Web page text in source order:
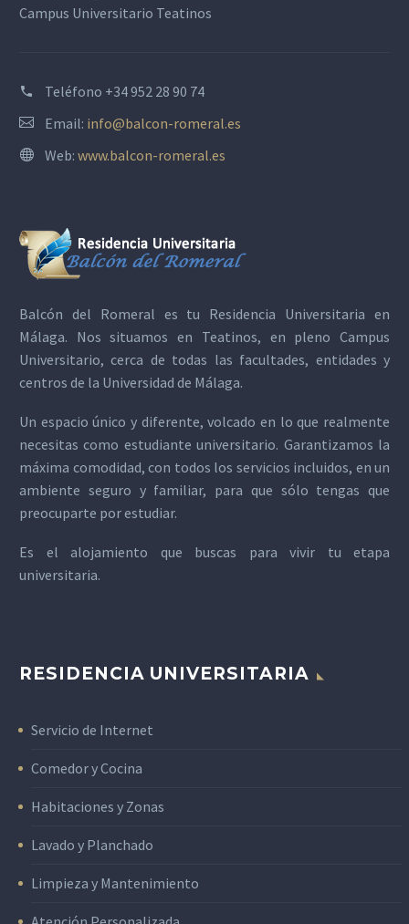
Campus Universitario Teatinos
Teléfono +34 952 28 90 74
Email: info@balcon-romeral.es
Web: www.balcon-romeral.es
Balcón del Romeral es tu Residencia Universitaria en
Málaga. Nos situamos en Teatinos, en pleno Campus
Universitario, cerca de todas las facultades, entidades y
centros de la Universidad de Málaga.
Un espacio único y diferente, volcado en lo que realmente
necesitas como estudiante universitario. Garantizamos la
máxima comodidad, con todos los servicios incluidos, en un
ambiente seguro y familiar, para que sólo tengas que
preocuparte por estudiar.
Es el alojamiento que buscas para vivir tu etapa
universitaria.
RESIDENCIA UNIVERSITARIA
Servicio de Internet
Comedor y Cocina
Habitaciones y Zonas
Lavado y Planchado
Limpieza y Mantenimiento